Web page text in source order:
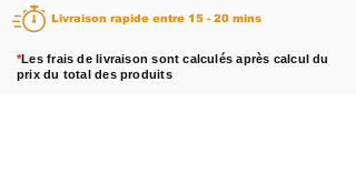
Livraison rapide entre 15 - 20 mins
*Les frais de livraison sont calculés après calcul du
prix du total des produits